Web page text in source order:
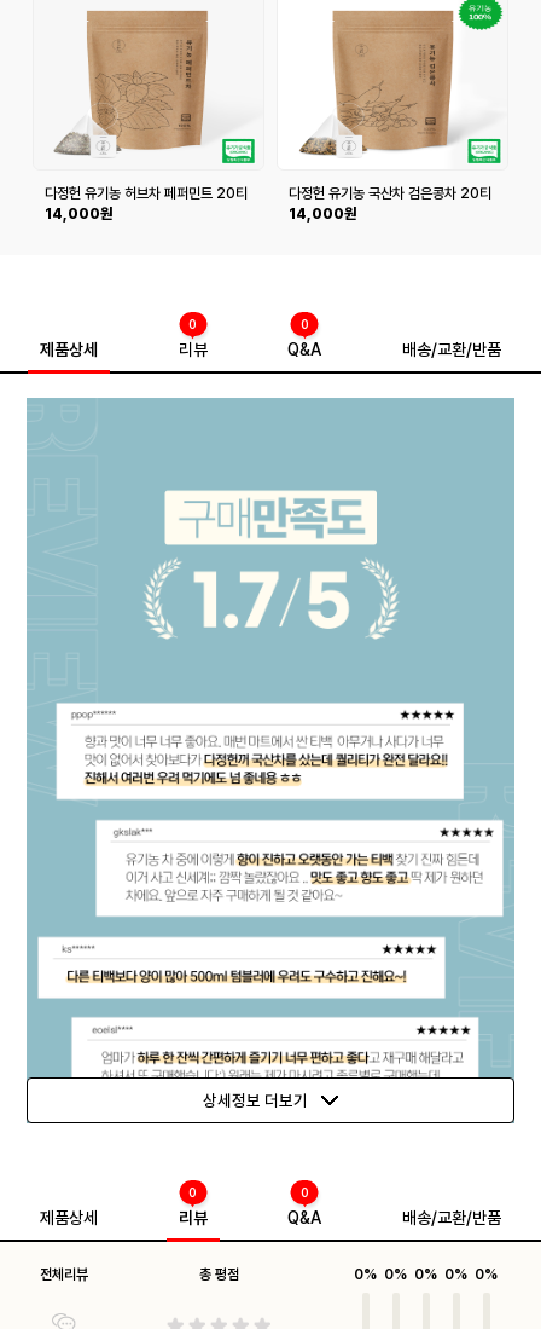
다정헌 유기농 허브차 페퍼민트 20티
백+20티백
14,000원
다정헌 유기농 국산차 검은콩차 20티
백+20티백
14,000원
제품상세 리뷰
0
Q&A
0
배송/교환/반품
상세정보 더보기
제품상세 리뷰
0
Q&A
0
배송/교환/반품
전체리뷰 총 평점 0% 0% 0% 0% 0%